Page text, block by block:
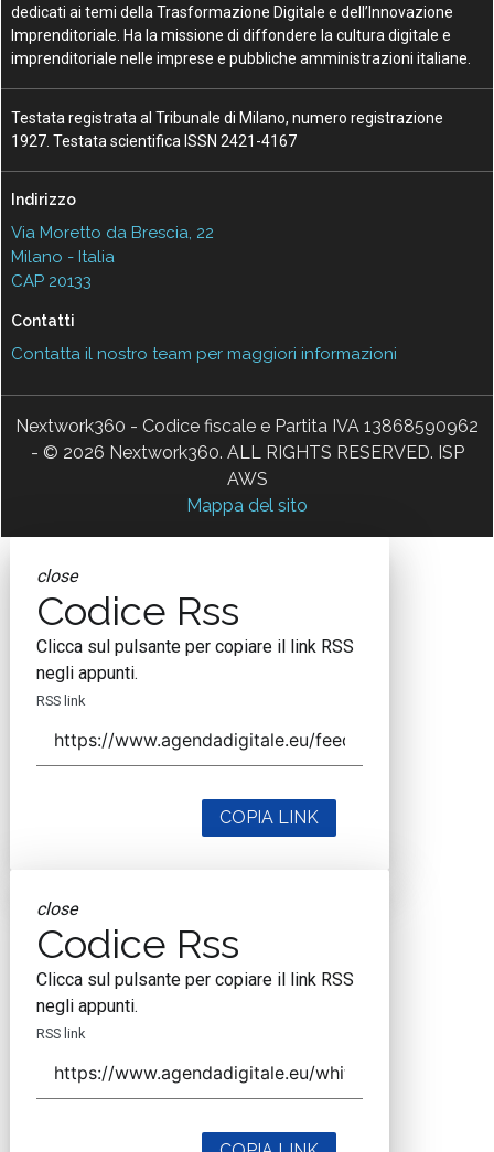
dedicati ai temi della Trasformazione Digitale e dell’Innovazione
Imprenditoriale. Ha la missione di diffondere la cultura digitale e
imprenditoriale nelle imprese e pubbliche amministrazioni italiane.
Testata registrata al Tribunale di Milano, numero registrazione
1927. Testata scientifica ISSN 2421-4167
Indirizzo
Via Moretto da Brescia, 22
Milano - Italia
CAP 20133
Contatti
Contatta il nostro team per maggiori informazioni
Nextwork360 - Codice fiscale e Partita IVA 13868590962
- © 2026 Nextwork360. ALL RIGHTS RESERVED. ISP
AWS
Mappa del sito
close
Codice Rss
Clicca sul pulsante per copiare il link RSS
negli appunti.
RSS link
COPIA LINK
close
Codice Rss
Clicca sul pulsante per copiare il link RSS
negli appunti.
RSS link